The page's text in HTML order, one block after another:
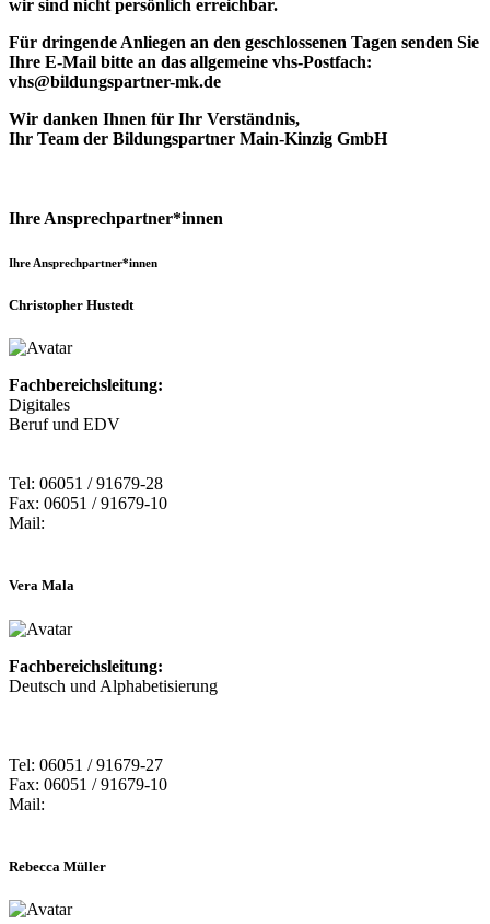
wir sind nicht persönlich erreichbar.
Für dringende Anliegen an den geschlossenen Tagen senden Sie
Ihre E-Mail bitte an das allgemeine vhs-Postfach:
vhs@bildungspartner-mk.de
Wir danken Ihnen für Ihr Verständnis,
Ihr Team der Bildungspartner Main-Kinzig GmbH
Ihre Ansprechpartner*innen
Ihre Ansprechpartner*innen
Christopher Hustedt
Fachbereichsleitung:
Digitales
Beruf und EDV
Tel: 06051 / 91679-28
Fax: 06051 / 91679-10
Mail:
Vera Mala
Fachbereichsleitung:
Deutsch und Alphabetisierung
Tel: 06051 / 91679-27
Fax: 06051 / 91679-10
Mail:
Rebecca Müller